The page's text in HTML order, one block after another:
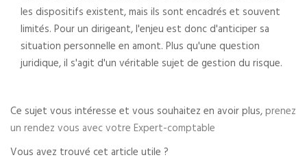
les dispositifs existent, mais ils sont encadrés et souvent
limités. Pour un dirigeant, l'enjeu est donc d'anticiper sa
situation personnelle en amont. Plus qu'une question
juridique, il s'agit d'un véritable sujet de gestion du risque.
Ce sujet vous intéresse et vous souhaitez en avoir plus,prenez
un rendez vous avec votre Expert-comptable
Vous avez trouvé cet article utile ?